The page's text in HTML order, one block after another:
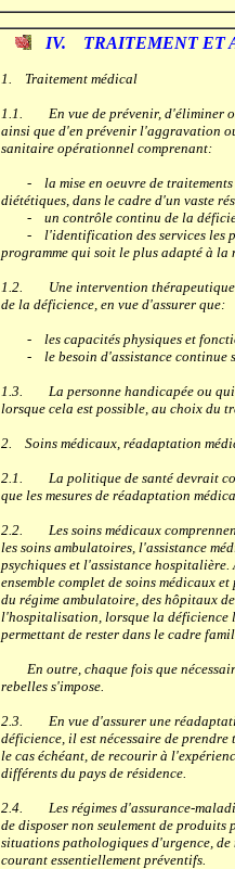
IV. TRAITEMENT ET
1. Traitement médical
1.1. En vue de prévenir, d'éliminer
ainsi que d'en prévenir l'aggravation
sanitaire opérationnel comprenant:
- la mise en oeuvre de traitements
diététiques, dans le cadre d'un vaste
- un contrôle continu de la
- l'identification des services les
programme qui soit le plus adapté à
1.2. Une intervention thérapeutique
de la déficience, en vue d'assurer que:
- les capacités physiques et
- le besoin d'assistance continue
1.3. La personne handicapée ou qui
lorsque cela est possible, au choix du
2. Soins médicaux, réadaptation
2.1. La politique de santé devrait
que les mesures de réadaptation
2.2. Les soins médicaux
les soins ambulatoires, l'assistance
psychiques et l'assistance
ensemble complet de soins médicaux
du régime ambulatoire, des hôpitaux
l'hospitalisation, lorsque la déficience
permettant de rester dans le cadre
En outre, chaque fois que
rebelles s'impose.
2.3. En vue d'assurer une
déficience, il est nécessaire de
le cas échéant, de recourir à
différents du pays de résidence.
2.4. Les régimes d'assurance-
de disposer non seulement de
situations pathologiques d'urgence, de
courant essentiellement préventifs.